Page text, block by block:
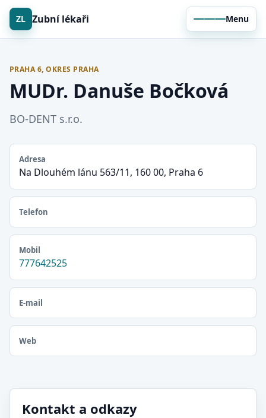
ZL Zubní lékaři Menu
PRAHA 6, OKRES PRAHA
MUDr. Danuše Bočková
BO-DENT s.r.o.
Adresa
Na Dlouhém lánu 563/11, 160 00, Praha 6
Telefon
Mobil
777642525
E-mail
Web
Kontakt a odkazy